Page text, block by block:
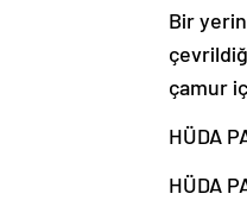
Bir
çamur
HÜDA
HÜDA